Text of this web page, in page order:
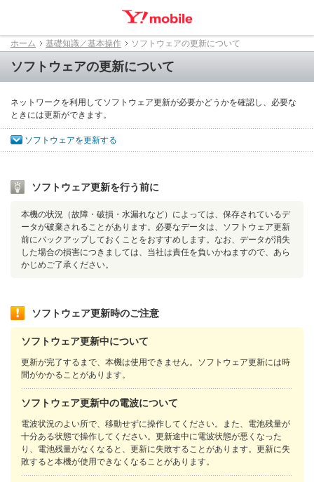
ホーム 基礎知識／基本操作 ソフトウェアの更新について
ソフトウェアの更新について
ネットワークを利用してソフトウェア更新が必要かどうかを確認し、必要な
ときには更新ができます。
ソフトウェアを更新する
ソフトウェア更新を行う前に
本機の状況（故障・破損・水漏れなど）によっては、保存されているデ
ータが破棄されることがあります。必要なデータは、ソフトウェア更新
前にバックアップしておくことをおすすめします。なお、データが消失
した場合の損害につきましては、当社は責任を負いかねますので、あら
かじめご了承ください。
ソフトウェア更新時のご注意
ソフトウェア更新中について
更新が完了するまで、本機は使用できません。ソフトウェア更新には時
間がかかることがあります。
ソフトウェア更新中の電波について
電波状況のよい所で、移動せずに操作してください。また、電池残量が
十分ある状態で操作してください。更新途中に電波状態が悪くなった
り、電池残量がなくなると、更新に失敗することがあります。更新に失
敗すると本機が使用できなくなることがあります。